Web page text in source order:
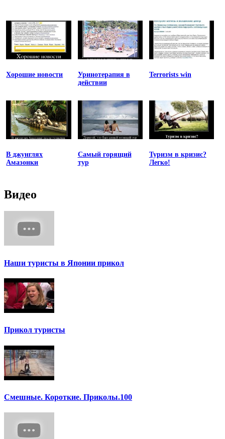
Хорошие новости
Уринотерапия в
действии
Terrorists win
В джунглях
Амазонки
Самый горящий
тур
Туризм в кризис?
Легко!
Видео
Наши туристы в Японии прикол
Прикол туристы
Смешные. Короткие. Приколы.100